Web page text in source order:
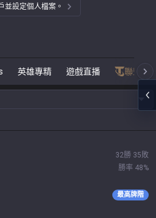
並設定個人檔案。
英雄專精 遊戲直播 聯盟戰
32勝 35敗
勝率 48%
最高牌階